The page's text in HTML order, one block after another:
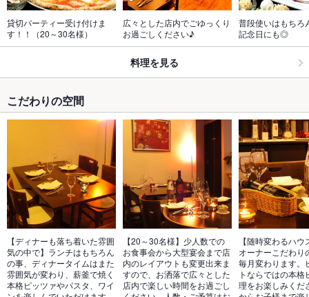
貸切パーティー受け付けま
す！！（20～30名様）
広々とした店内でごゆっくり
お過ごしください♪
普段使いはもちろ
記念日にも◎
料理を見る
こだわりの空間
【ディナーも落ち着いた雰囲
気の中で】ランチはもちろん
の事、ディナータイムはまた
雰囲気が変わり、薪釜で焼く
本格ピッツァやパスタ、ワイ
【20～30名様】少人数での
お食事会から大型宴会まで店
内のレイアウトも変更出来ま
すので、お洒落で広々とした
店内で楽しい時間をお過ごし
【随時変わるハ
オーナーこだわり
毎月変わります。
トならではの本格
理をお楽しみくだ